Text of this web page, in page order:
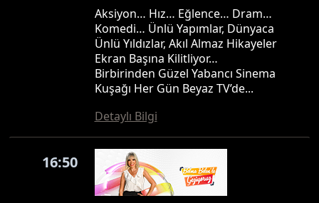
Aksiyon… Hız… Eğlence… Dram…
Komedi… Ünlü Yapımlar, Dünyaca
Ünlü Yıldızlar, Akıl Almaz Hikayeler
Ekran Başına Kilitliyor…
Birbirinden Güzel Yabancı Sinema
Kuşağı Her Gün Beyaz TV’de...
Detaylı Bilgi
16:50